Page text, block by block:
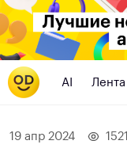
AI Лента
19 апр 2024 1521